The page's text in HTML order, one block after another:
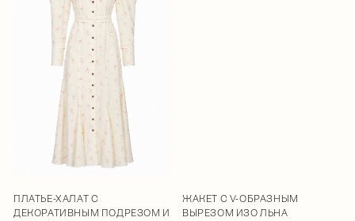
ПЛАТЬЕ-ХАЛАТ С
ДЕКОРАТИВНЫМ ПОДРЕЗОМ И
ЖАКЕТ С V-ОБРАЗНЫМ
ВЫРЕЗОМ ИЗО ЛЬНА